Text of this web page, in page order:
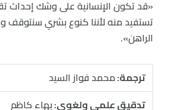
«قد تكون الإنسانية على وشك إحداث
تستفيد منه لأننا كنوع بشري سنتوقف
الراهن».
ترجمة:محمد فواز السيد
تدقيق علمي ولغوي:بهاء كاظم